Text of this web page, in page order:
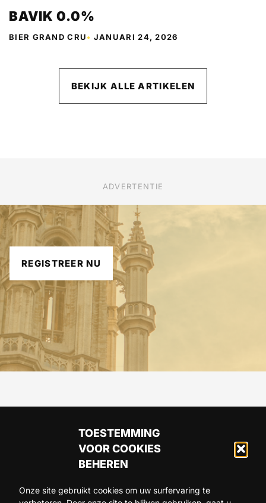
TOESTEMMING
VOOR COOKIES
BEHEREN
Onze site gebruikt cookies om uw surfervaring te
BAVIK 0.0%
BIER GRAND CRU• JANUARI 24, 2026
BEKIJK ALLE ARTIKELEN
ADVERTENTIE
REGISTREER NU